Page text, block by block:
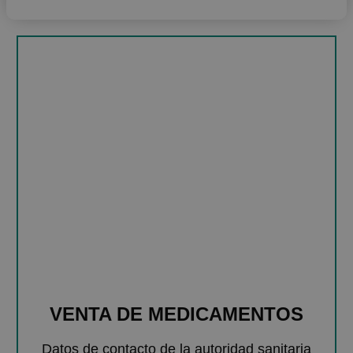
VENTA DE MEDICAMENTOS
Datos de contacto de la autoridad sanitaria